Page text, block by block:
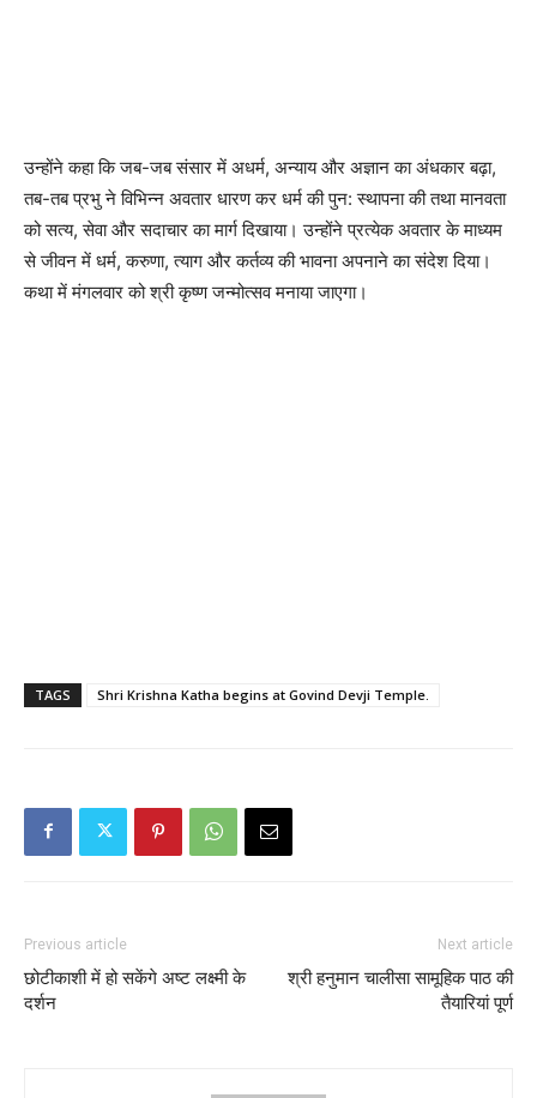
उन्होंने कहा कि जब-जब संसार में अधर्म, अन्याय और अज्ञान का अंधकार बढ़ा,
तब-तब प्रभु ने विभिन्न अवतार धारण कर धर्म की पुन: स्थापना की तथा मानवता
को सत्य, सेवा और सदाचार का मार्ग दिखाया। उन्होंने प्रत्येक अवतार के माध्यम
से जीवन में धर्म, करुणा, त्याग और कर्तव्य की भावना अपनाने का संदेश दिया।
कथा में मंगलवार को श्री कृष्ण जन्मोत्सव मनाया जाएगा।
TAGS Shri Krishna Katha begins at Govind Devji Temple.
Previous article
छोटीकाशी में हो सकेंगे अष्ट लक्ष्मी के
दर्शन
Next article
श्री हनुमान चालीसा सामूहिक पाठ की
तैयारियां पूर्ण